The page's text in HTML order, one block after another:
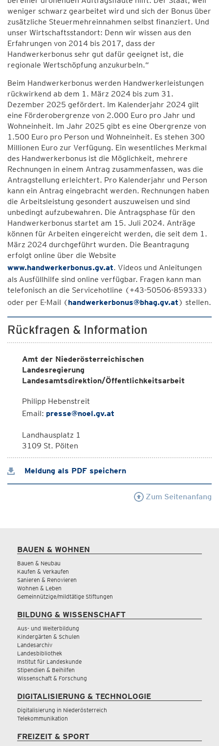
weniger schwarz gearbeitet wird und sich der Bonus über
zusätzliche Steuermehreinnahmen selbst finanziert. Und
unser Wirtschaftsstandort: Denn wir wissen aus den
Erfahrungen von 2014 bis 2017, dass der
Handwerkerbonus sehr gut dafür geeignet ist, die
regionale Wertschöpfung anzukurbeln.“
Beim Handwerkerbonus werden Handwerkerleistungen
rückwirkend ab dem 1. März 2024 bis zum 31.
Dezember 2025 gefördert. Im Kalenderjahr 2024 gilt
eine Förderobergrenze von 2.000 Euro pro Jahr und
Wohneinheit. Im Jahr 2025 gibt es eine Obergrenze von
1.500 Euro pro Person und Wohneinheit. Es stehen 300
Millionen Euro zur Verfügung. Ein wesentliches Merkmal
des Handwerkerbonus ist die Möglichkeit, mehrere
Rechnungen in einem Antrag zusammenfassen, was die
Antragstellung erleichtert. Pro Kalenderjahr und Person
kann ein Antrag eingebracht werden. Rechnungen haben
die Arbeitsleistung gesondert auszuweisen und sind
unbedingt aufzubewahren. Die Antragsphase für den
Handwerkerbonus startet am 15. Juli 2024. Anträge
können für Arbeiten eingereicht werden, die seit dem 1.
März 2024 durchgeführt wurden. Die Beantragung
erfolgt online über die Website
www.handwerkerbonus.gv.at. Videos und Anleitungen
als Ausfüllhilfe sind online verfügbar. Fragen kann man
telefonisch an die Servicehotline (+43-50506-859333)
oder per E-Mail (handwerkerbonus@bhag.gv.at) stellen.
Rückfragen & Information
Amt der Niederösterreichischen
Landesregierung
Landesamtsdirektion/Öffentlichkeitsarbeit
Philipp Hebenstreit
Email: presse@noel.gv.at
Landhausplatz 1
3109 St. Pölten
Meldung als PDF speichern
Zum Seitenanfang
BAUEN & WOHNEN
Bauen & Neubau
Kaufen & Verkaufen
Sanieren & Renovieren
Wohnen & Leben
Gemeinnützige/mildtätige Stiftungen
BILDUNG & WISSENSCHAFT
Aus- und Weiterbildung
Kindergärten & Schulen
Landesarchiv
Landesbibliothek
Institut für Landeskunde
Stipendien & Beihilfen
Wissenschaft & Forschung
DIGITALISIERUNG & TECHNOLOGIE
Digitalisierung in Niederösterreich
Telekommunikation
FREIZEIT & SPORT